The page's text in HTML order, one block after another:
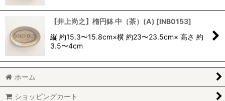
絞り込む
【井上尚之】楕円鉢 中（茶）(A) [INB0153]
縦 約15.3〜15.8cm×横 約23〜23.5cm× 高さ 約
3.5〜4cm
ホーム
ショッピングカート